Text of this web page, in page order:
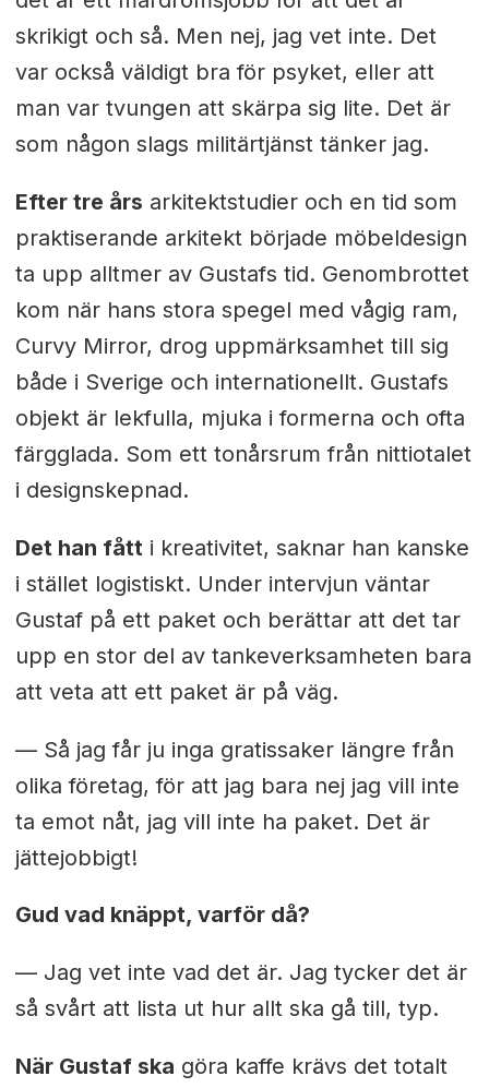
skrikigt och så. Men nej, jag vet inte. Det
var också väldigt bra för psyket, eller att
man var tvungen att skärpa sig lite. Det är
som någon slags militärtjänst tänker jag.
Efter tre års arkitektstudier och en tid som
praktiserande arkitekt började möbeldesign
ta upp alltmer av Gustafs tid. Genombrottet
kom när hans stora spegel med vågig ram,
Curvy Mirror, drog uppmärksamhet till sig
både i Sverige och internationellt. Gustafs
objekt är lekfulla, mjuka i formerna och ofta
färgglada. Som ett tonårsrum från nittiotalet
i designskepnad.
Det han fått i kreativitet, saknar han kanske
i stället logistiskt. Under intervjun väntar
Gustaf på ett paket och berättar att det tar
upp en stor del av tankeverksamheten bara
att veta att ett paket är på väg.
— Så jag får ju inga gratissaker längre från
olika företag, för att jag bara nej jag vill inte
ta emot nåt, jag vill inte ha paket. Det är
jättejobbigt!
Gud vad knäppt, varför då?
— Jag vet inte vad det är. Jag tycker det är
så svårt att lista ut hur allt ska gå till, typ.
När Gustaf ska göra kaffe krävs det totalt